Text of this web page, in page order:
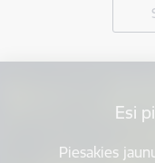
Esi
Piesakies